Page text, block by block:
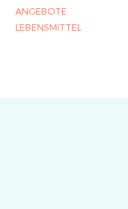
ANGEBOTE
LEBENSMITTEL